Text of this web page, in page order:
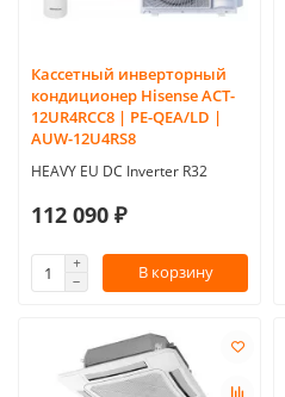
Кассетный инверторный
кондиционер Hisense ACT-
12UR4RCC8 | PE-QEA/LD |
AUW-12U4RS8
HEAVY EU DC Inverter R32
112 090 ₽
В корзину